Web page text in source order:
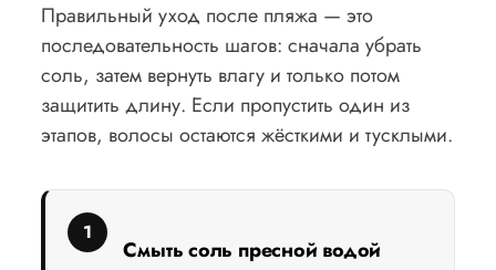
Правильный уход после пляжа — это
последовательность шагов: сначала убрать
соль, затем вернуть влагу и только потом
защитить длину. Если пропустить один из
этапов, волосы остаются жёсткими и тусклыми.
Смыть соль пресной водой